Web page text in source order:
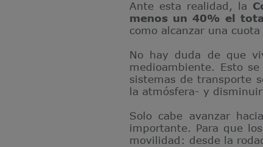
Ante esta realidad, la
menos un 40% el
como alcanzar una
No hay duda de que
medioambiente. Esto
sistemas de transporte
la atmósfera- y
Solo cabe avanzar
importante. Para que
movilidad: desde la